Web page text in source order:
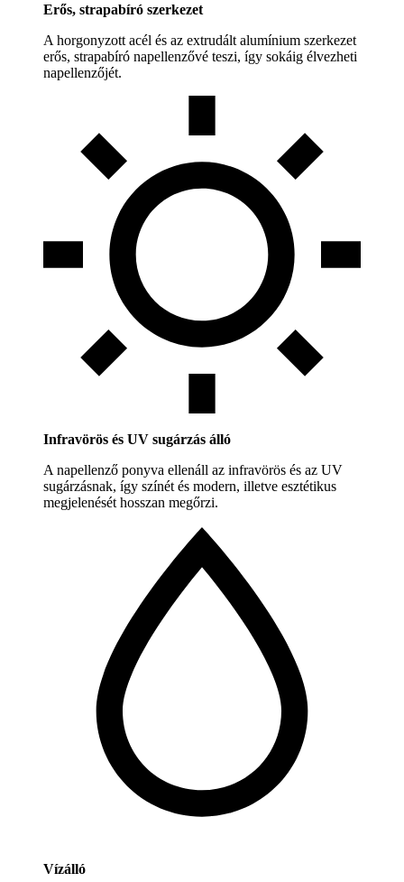
Erős, strapabíró szerkezet
A horgonyzott acél és az extrudált alumínium szerkezet
erős, strapabíró napellenzővé teszi, így sokáig élvezheti
napellenzőjét.
Infravörös és UV sugárzás álló
A napellenző ponyva ellenáll az infravörös és az UV
sugárzásnak, így színét és modern, illetve esztétikus
megjelenését hosszan megőrzi.
Vízálló